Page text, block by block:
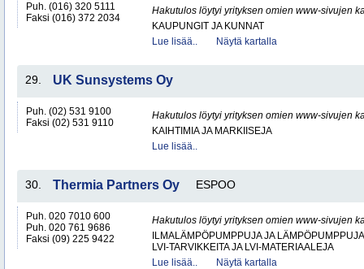
Puh. (016) 320 5111
Faksi (016) 372 2034
Hakutulos löytyi yrityksen omien www-sivujen
KAUPUNGIT JA KUNNAT
Lue lisää..
Näytä kartalla
29. UK Sunsystems Oy
Puh. (02) 531 9100
Faksi (02) 531 9110
Hakutulos löytyi yrityksen omien www-sivujen
KAIHTIMIA JA MARKIISEJA
Lue lisää..
30. Thermia Partners Oy ESPOO
Puh. 020 7010 600
Puh. 020 761 9686
Faksi (09) 225 9422
Hakutulos löytyi yrityksen omien www-sivujen
ILMALÄMPÖPUMPPUJA JA LÄMPÖPUMPPUJA
LVI-TARVIKKEITA JA LVI-MATERIAALEJA
Lue lisää..
Näytä kartalla